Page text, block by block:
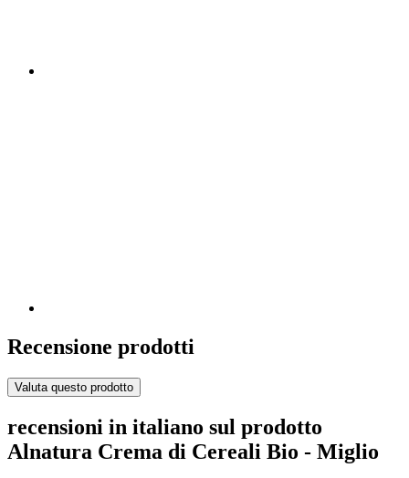
Recensione prodotti
Valuta questo prodotto
recensioni in italiano sul prodotto
Alnatura Crema di Cereali Bio - Miglio